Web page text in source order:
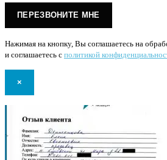
Нажимая на кнопку, Вы соглашаетесь на
и соглашаетесь с политикой
×